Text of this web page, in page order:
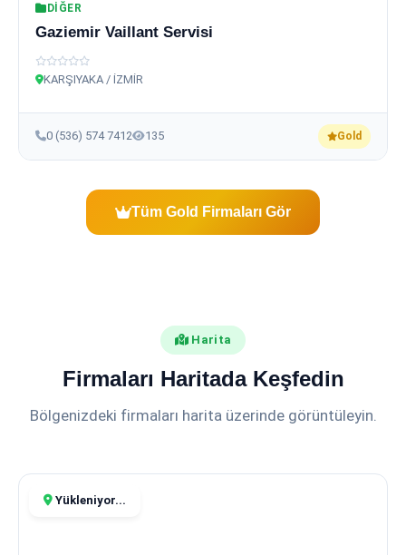
DIĞER
Gaziemir Vaillant Servisi
KARŞIYAKA / İZMİR
0 (536) 574 7412 135 Gold
Tüm Gold Firmaları Gör
Harita
Firmaları Haritada Keşfedin
Bölgenizdeki firmaları harita üzerinde görüntüleyin.
Yükleniyor...